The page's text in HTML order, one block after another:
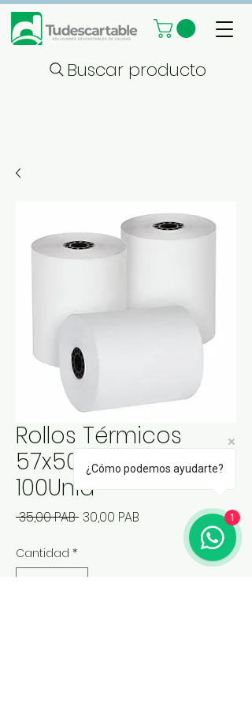
Buscar producto
Rollos Térmicos
57x50mm / Caja
100Unid
35,00 PAB Precio
30,00 PAB Precio de oferta
Cantidad *
¿Cómo podemos ayudarte?
1